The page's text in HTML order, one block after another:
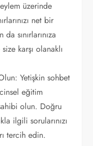
üzerinde
net bir
sınırlarınıza
karşı olanaklı
Yetişkin sohbet
eğitim
olun. Doğru
ilgili sorularınızı
tercih edin.